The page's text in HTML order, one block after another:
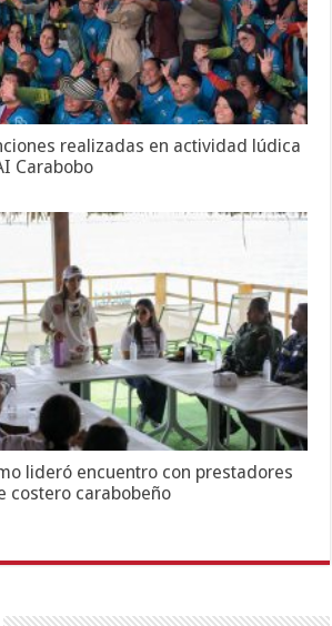
realizadas en actividad lúdica
Carabobo
lideró encuentro con prestadores
costero carabobeño